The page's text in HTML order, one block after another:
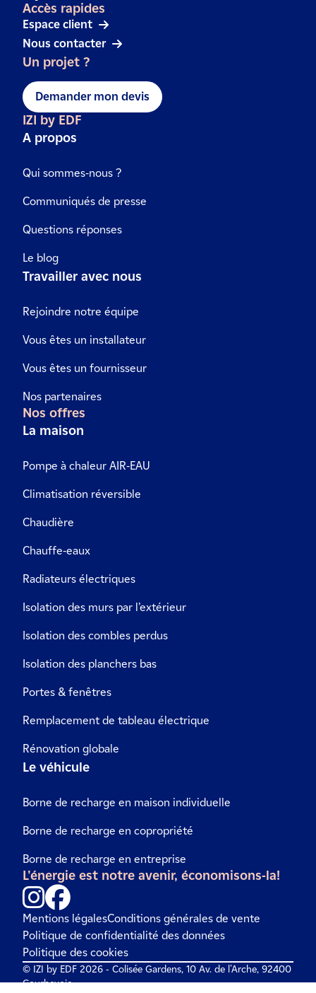
Accès rapides
Espace client
Nous contacter
Un projet ?
Demander mon devis
IZI by EDF
A propos
Qui sommes-nous ?
Communiqués de presse
Questions réponses
Le blog
Travailler avec nous
Rejoindre notre équipe
Vous êtes un installateur
Vous êtes un fournisseur
Nos partenaires
Nos offres
La maison
Pompe à chaleur AIR-EAU
Climatisation réversible
Chaudière
Chauffe-eaux
Radiateurs électriques
Isolation des murs par l’extérieur
Isolation des combles perdus
Isolation des planchers bas
Portes & fenêtres
Remplacement de tableau électrique
Rénovation globale
Le véhicule
Borne de recharge en maison individuelle
Borne de recharge en copropriété
Borne de recharge en entreprise
L'énergie est notre avenir, économisons-la!
Mentions légalesConditions générales de vente
Politique de confidentialité des données
Politique des cookies
© IZI by EDF 2026 - Colisée Gardens, 10 Av. de l'Arche, 92400
Courbevoie